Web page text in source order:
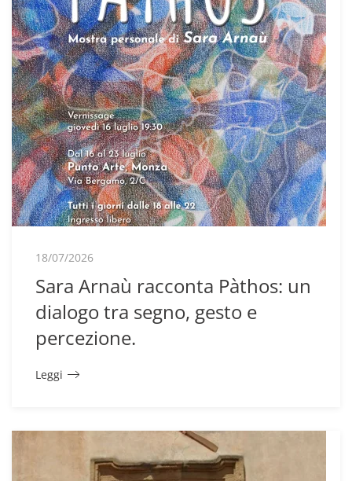
18/07/2026
Sara Arnaù racconta Pàthos: un
dialogo tra segno, gesto e
percezione.
Leggi